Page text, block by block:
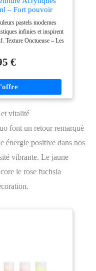
– Fort pouvoir
– Couleurs
Papiers, Cuirs,
pastels modernes
infinies et inspirent
Texture Onctueuse – Les
pour des œuvres d'art
Rapide et Semi-Mat –
plusieurs couches en
attendre longtemps.
parfaitement et
peintures à base d'eau
à nettoyer, mais aussi
puissiez profiter de votre
crainte.
€
vitalité
font un retour remarqué
énergie positive dans nos
vibrante. Le jaune
le rose fuchsia